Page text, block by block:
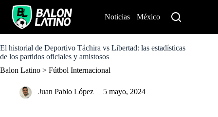
o
c
n
Noticias México
El historial de Deportivo Táchira vs Libertad: las estadísticas
de los partidos oficiales y amistosos
Balon Latino > Fútbol Internacional
Juan Pablo López 5 mayo, 2024